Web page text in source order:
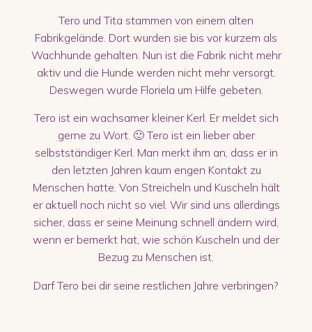
Tero und Tita stammen von einem alten
Fabrikgelände. Dort wurden sie bis vor kurzem als
Wachhunde gehalten. Nun ist die Fabrik nicht mehr
aktiv und die Hunde werden nicht mehr versorgt.
Deswegen wurde Floriela um Hilfe gebeten.
Tero ist ein wachsamer kleiner Kerl. Er meldet sich
gerne zu Wort. 🙂 Tero ist ein lieber aber
selbstständiger Kerl. Man merkt ihm an, dass er in
den letzten Jahren kaum engen Kontakt zu
Menschen hatte. Von Streicheln und Kuscheln hält
er aktuell noch nicht so viel. Wir sind uns allerdings
sicher, dass er seine Meinung schnell ändern wird,
wenn er bemerkt hat, wie schön Kuscheln und der
Bezug zu Menschen ist.
Darf Tero bei dir seine restlichen Jahre verbringen?